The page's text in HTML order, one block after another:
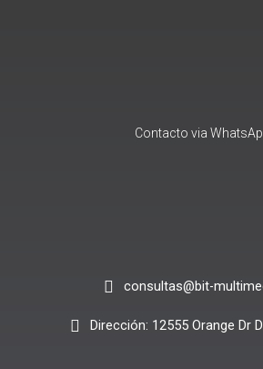
Contacto via
consultas@bit-
Dirección: 12555 Orange Dr